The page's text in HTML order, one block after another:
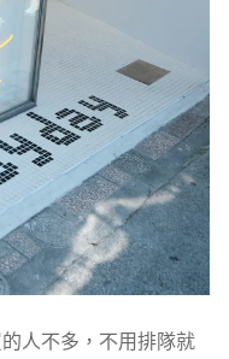
人不多，不用排隊就